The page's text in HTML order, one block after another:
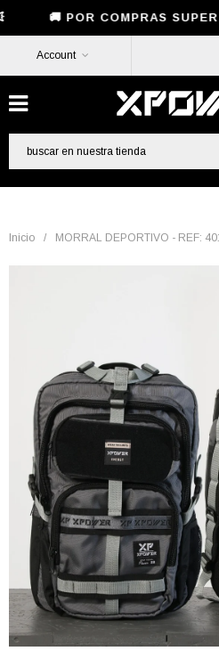
COMPRAS
Account
Inicio / MORRAL DEPORTIVO - REF: